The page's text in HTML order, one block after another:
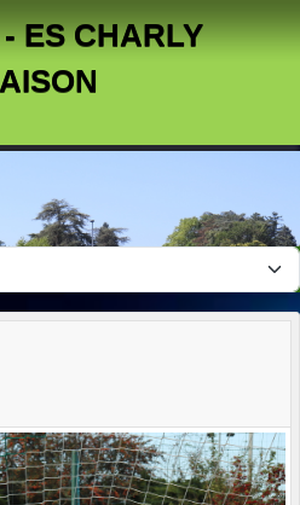
ES CHARLY